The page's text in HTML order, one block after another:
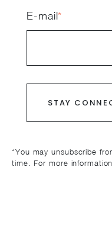
E-mail*
*You may unsubscribe
time. For more